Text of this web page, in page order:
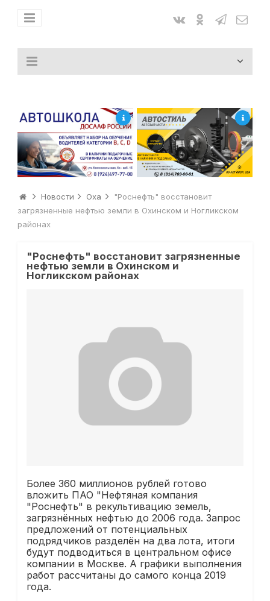
Новости Оха
"Роснефть" восстановит
загрязненные нефтью земли в Охинском и Ногликском
районах
"Роснефть" восстановит загрязненные
нефтью земли в Охинском и
Ногликском районах
Более 360 миллионов рублей готово
вложить ПАО "Нефтяная компания
"Роснефть" в рекультивацию земель,
загрязнённых нефтью до 2006 года. Запрос
предложений от потенциальных
подрядчиков разделён на два лота, итоги
будут подводиться в центральном офисе
компании в Москве. А графики выполнения
работ рассчитаны до самого конца 2019
года.